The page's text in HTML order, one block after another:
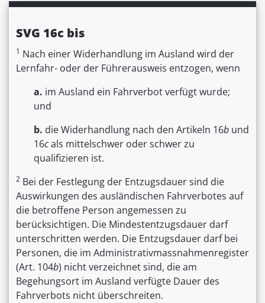
SVG 16c bis
1 Nach einer Widerhandlung im Ausland wird der
Lernfahr- oder der Führerausweis entzogen, wenn
a. im Ausland ein Fahrverbot verfügt wurde;
und
b. die Widerhandlung nach den Artikeln 16b und
16cals mittelschwer oder schwer zu
qualifizieren ist.
2 Bei der Festlegung der Entzugsdauer sind die
Auswirkungen des ausländischen Fahrverbotes auf
die betroffene Person angemessen zu
berücksichtigen. Die Mindestentzugsdauer darf
unterschritten werden. Die Entzugsdauer darf bei
Personen, die im Administrativmassnahmenregister
(Art. 104b) nicht verzeichnet sind, die am
Begehungsort im Ausland verfügte Dauer des
Fahrverbots nicht überschreiten.